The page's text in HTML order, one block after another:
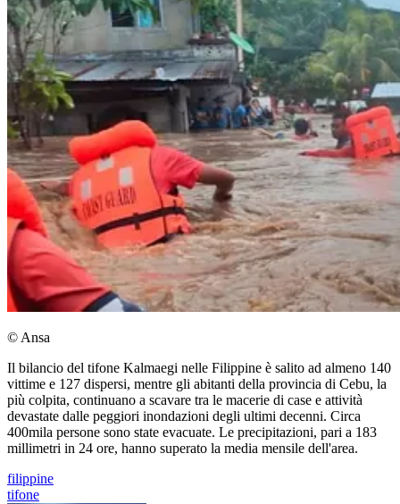
© Ansa
Il bilancio del tifone Kalmaegi nelle Filippine è salito ad almeno 140
vittime e 127 dispersi, mentre gli abitanti della provincia di Cebu, la
più colpita, continuano a scavare tra le macerie di case e attività
devastate dalle peggiori inondazioni degli ultimi decenni. Circa
400mila persone sono state evacuate. Le precipitazioni, pari a 183
millimetri in 24 ore, hanno superato la media mensile dell'area.
filippine
tifone